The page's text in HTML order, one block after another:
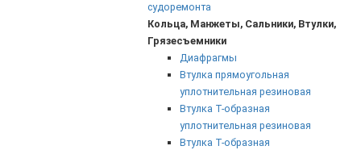
судоремонта
Кольца, Манжеты, Сальники, Втулки,
Грязесъемники
Диафрагмы
Втулка прямоугольная
уплотнительная резиновая
Втулка Т-образная
уплотнительная резиновая
Втулка Т-образная